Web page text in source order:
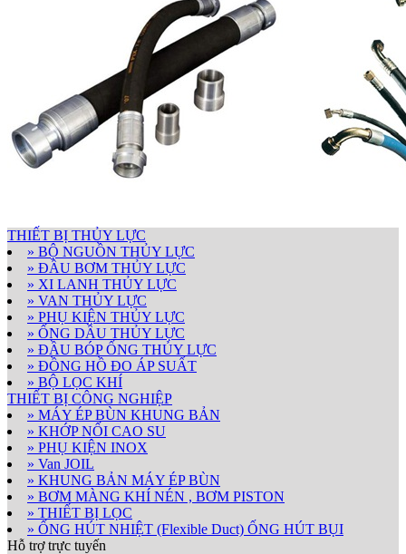
THIẾT BỊ THỦY LỰC
» BỘ NGUỒN THỦY LỰC
» ĐẦU BƠM THỦY LỰC
» XI LANH THỦY LỰC
» VAN THỦY LỰC
» PHỤ KIỆN THỦY LỰC
» ỐNG DẦU THỦY LỰC
» ĐẦU BÓP ỐNG THỦY LỰC
» ĐỒNG HỒ ĐO ÁP SUẤT
» BỘ LỌC KHÍ
THIẾT BỊ CÔNG NGHIỆP
» MÁY ÉP BÙN KHUNG BẢN
» KHỚP NỐI CAO SU
» PHỤ KIỆN INOX
» Van JOIL
» KHUNG BẢN MÁY ÉP BÙN
» BƠM MÀNG KHÍ NÉN , BƠM PISTON
» THIẾT BỊ LỌC
» ỐNG HÚT NHIỆT (Flexible Duct) ỐNG HÚT BỤI
Hỗ trợ trực tuyến